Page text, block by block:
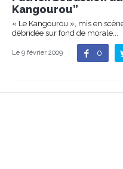
Kangourou”
« Le Kangourou », mis en
débridée sur fond de morale...
Le 9 février 2009 0